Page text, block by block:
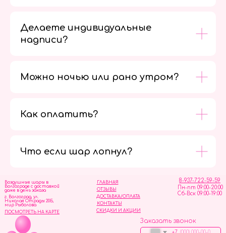
Делаете индивидуальные
надписи?
Можно ночью или рано утром?
Как оплатить?
Что если шар лопнул?
ОТЗЫВЫ
ГЛАВНАЯ
ДОСТАВКА/ОПЛАТА
СКИДКИ И АКЦИИ
КОНТАКТЫ
8-937-722-59-59
Пн-пт 09:00-20:00
Сб-Вск 09:00-19:00
Воздушные шары в
Волгограде с доставкой
даже в день заказа
Заказать звонок
г. Волгоград, ул.
Николая Отрады 20Б,
мир Рыболова
ПОСМОТРЕТЬ НА КАРТЕ